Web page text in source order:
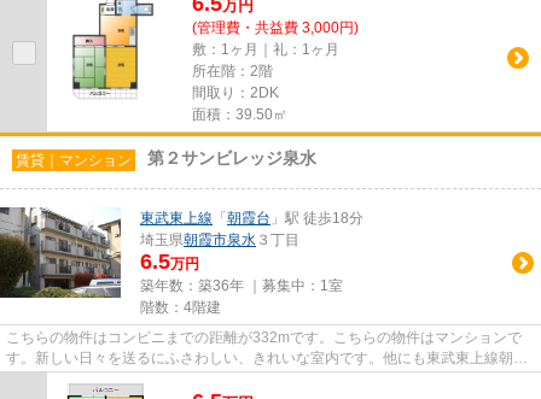
万円
(管理費・共益費 3,000円)
敷：1ヶ月｜礼：1ヶ月
所在階：2階
間取り：2DK
面積：39.50㎡
賃貸｜マンション 第２サンビレッジ泉水
東武東上線 「 朝霞台 」駅 徒歩18分
埼玉県朝霞市泉水 ３丁目
6.5万円
築年数：築36年 ｜募集中： 1室
階数：4階建
こちらの物件はコンビニまでの距離が332mです。こちらの物件はマンションで
す。新しい日々を送るにふさわしい、きれいな室内です。他にも東武東上線朝霞